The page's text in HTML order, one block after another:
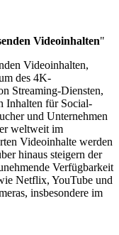
Videoinhalten"
Videoinhalten,
des 4K-
Streaming-Diensten,
Inhalten für Social-
und Unternehmen
weltweit im
Videoinhalte werden
hinaus steigern der
Verfügbarkeit
Netflix, YouTube und
insbesondere im